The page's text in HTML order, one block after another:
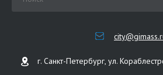
г. Санкт-Петербург, ул.